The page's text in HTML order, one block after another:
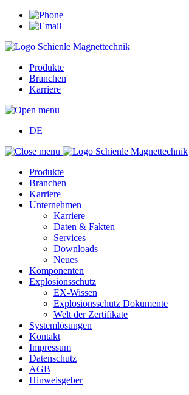
Produkte
Branchen
Karriere
DE
Produkte
Branchen
Karriere
Unternehmen
Karriere
Daten & Fakten
Services
Downloads
Neues
Komponenten
Explosionsschutz
EX-Wissen
Explosionsschutz Dokumente
Welt der Zertifikate
Systemlösungen
Kontakt
Impressum
Datenschutz
AGB
Hinweisgeber